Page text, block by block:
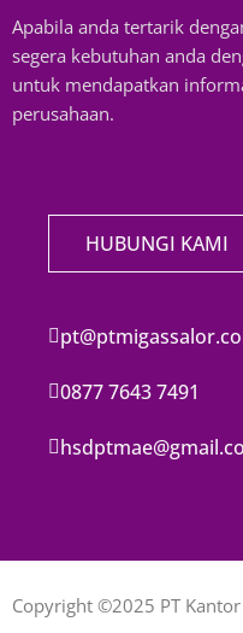
Apabila anda tertarik
segera kebutuhan anda
untuk mendapatkan
perusahaan.
HUBUNGI KAMI
0877 7643 7491
Copyright ©2025 PT